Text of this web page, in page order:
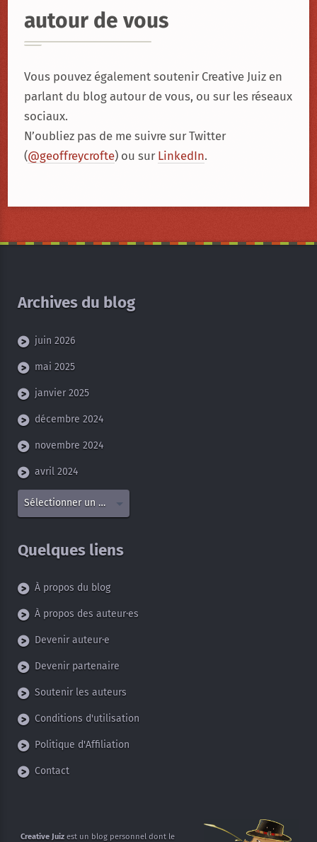
autour de vous
Vous pouvez également soutenir Creative Juiz en
parlant du blog autour de vous, ou sur les réseaux
sociaux.
N’oubliez pas de me suivre sur Twitter
(@geoffreycrofte) ou sur LinkedIn.
Archives du blog
juin 2026
mai 2025
janvier 2025
décembre 2024
novembre 2024
avril 2024
Sélectionner un mois
Quelques liens
À propos du blog
À propos des auteur·es
Devenir auteur·e
Devenir partenaire
Soutenir les auteurs
Conditions d'utilisation
Politique d'Affiliation
Contact
Creative Juizest un blog personnel dontle